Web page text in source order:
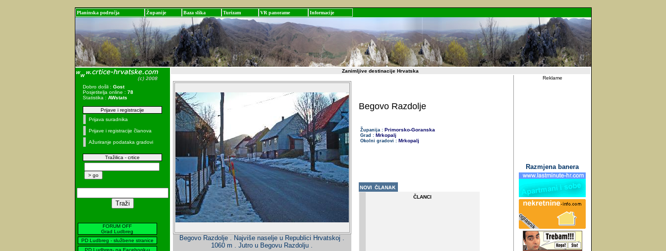
Planinska područja Županije Baza slika Turizam VR panorame Informacije
Dobro došli : Gost
Posjetitelja online : 78
Statistika : AWstats
Prijave i registracije
Prijava suradnika
Prijave i registracije članova
Ažuriranje podataka gradovi
Tražilica - crtice
FORUM OFF
Grad Ludbreg
PD Ludbreg - službene stranice
PD Ludbreg- na Facebook-u
Zanimljive destinacije Hrvatska
Begovo Razdolje . Najviše naselje u Republici Hrvatskoj .
1060 m . Jutro u Begovu Razdolju .
Begovo Razdolje
Županija : Primorsko-Goranska
Grad : Mrkopalj
Okolni gradovi : Mrkopalj
ČLANCI
Reklame
Razmjena banera